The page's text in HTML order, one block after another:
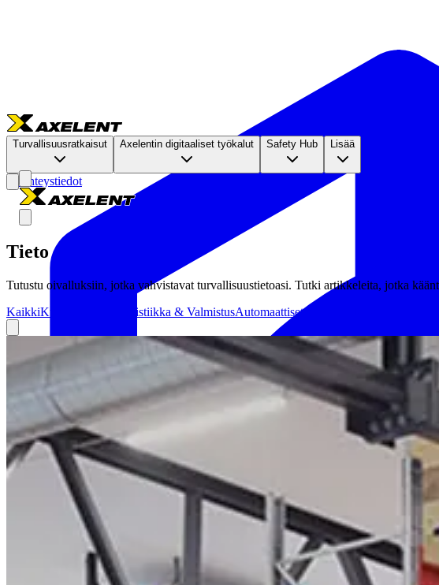
Turvallisuusratkaisut Axelentin digitaaliset työkalut Safety Hub Lisää
Yhteystiedot
Tieto
Tutustu oivalluksiin, jotka vahvistavat turvallisuustietoasi. Tutki artikkeleita, jotka
KaikkiKundcase Logistiikka & ValmistusAutomaattiset varastoratkaisut